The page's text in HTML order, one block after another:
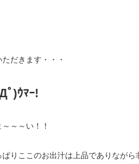
だきます・・・
ﾟ)ｳﾏｰ!
～～い！！
ぱりここのお出汁は上品でありなが